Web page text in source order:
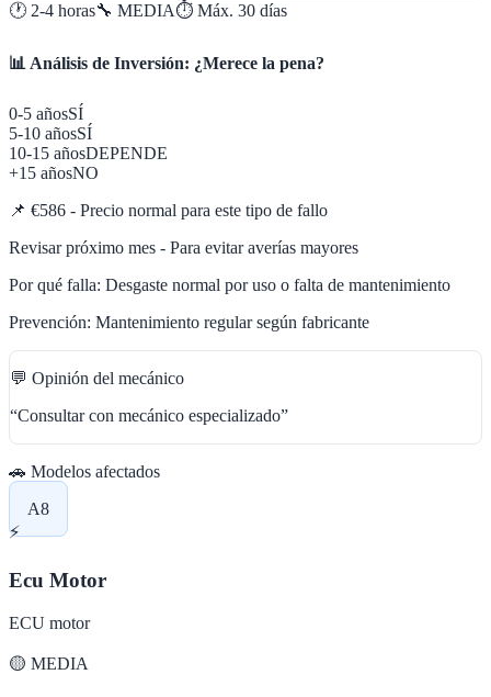
🕐 2-4 horas🔧 MEDIA⏱️ Máx. 30 días
📊 Análisis de Inversión: ¿Merece la pena?
0-5 añosSÍ
5-10 añosSÍ
10-15 añosDEPENDE
+15 añosNO
📌 €586 - Precio normal para este tipo de fallo
Revisar próximo mes - Para evitar averías mayores
Por qué falla: Desgaste normal por uso o falta de mantenimiento
Prevención: Mantenimiento regular según fabricante
💬 Opinión del mecánico
“Consultar con mecánico especializado”
🚗 Modelos afectados
A8
⚡
Ecu Motor
ECU motor
🟡 MEDIA